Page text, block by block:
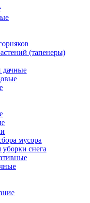
(тапенеры)
дачные
мусора
снега